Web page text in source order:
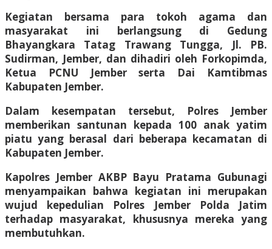
Kegiatan bersama para tokoh agama dan
masyarakat ini berlangsung di Gedung
Bhayangkara Tatag Trawang Tungga, Jl. PB.
Sudirman, Jember, dan dihadiri oleh Forkopimda,
Ketua PCNU Jember serta Dai Kamtibmas
Kabupaten Jember.
Dalam kesempatan tersebut, Polres Jember
memberikan santunan kepada 100 anak yatim
piatu yang berasal dari beberapa kecamatan di
Kabupaten Jember.
Kapolres Jember AKBP Bayu Pratama Gubunagi
menyampaikan bahwa kegiatan ini merupakan
wujud kepedulian Polres Jember Polda Jatim
terhadap masyarakat, khususnya mereka yang
membutuhkan.